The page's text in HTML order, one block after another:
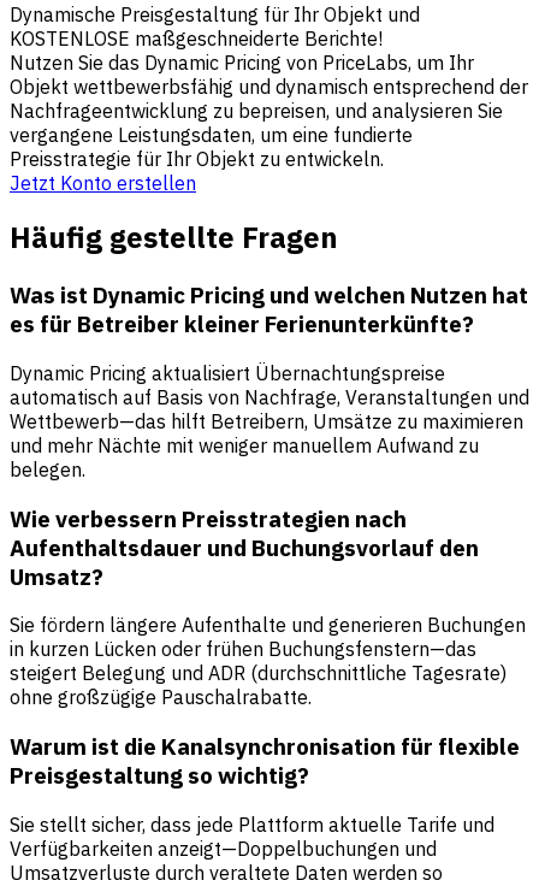
Dynamische Preisgestaltung für Ihr Objekt und
KOSTENLOSE maßgeschneiderte Berichte!
Nutzen Sie das Dynamic Pricing von PriceLabs, um Ihr
Objekt wettbewerbsfähig und dynamisch entsprechend der
Nachfrageentwicklung zu bepreisen, und analysieren Sie
vergangene Leistungsdaten, um eine fundierte
Preisstrategie für Ihr Objekt zu entwickeln.
Jetzt Konto erstellen
Häufig gestellte Fragen
Was ist Dynamic Pricing und welchen Nutzen hat
es für Betreiber kleiner Ferienunterkünfte?
Dynamic Pricing aktualisiert Übernachtungspreise
automatisch auf Basis von Nachfrage, Veranstaltungen und
Wettbewerb—das hilft Betreibern, Umsätze zu maximieren
und mehr Nächte mit weniger manuellem Aufwand zu
belegen.
Wie verbessern Preisstrategien nach
Aufenthaltsdauer und Buchungsvorlauf den
Umsatz?
Sie fördern längere Aufenthalte und generieren Buchungen
in kurzen Lücken oder frühen Buchungsfenstern—das
steigert Belegung und ADR (durchschnittliche Tagesrate)
ohne großzügige Pauschalrabatte.
Warum ist die Kanalsynchronisation für flexible
Preisgestaltung so wichtig?
Sie stellt sicher, dass jede Plattform aktuelle Tarife und
Verfügbarkeiten anzeigt—Doppelbuchungen und
Umsatzverluste durch veraltete Daten werden so